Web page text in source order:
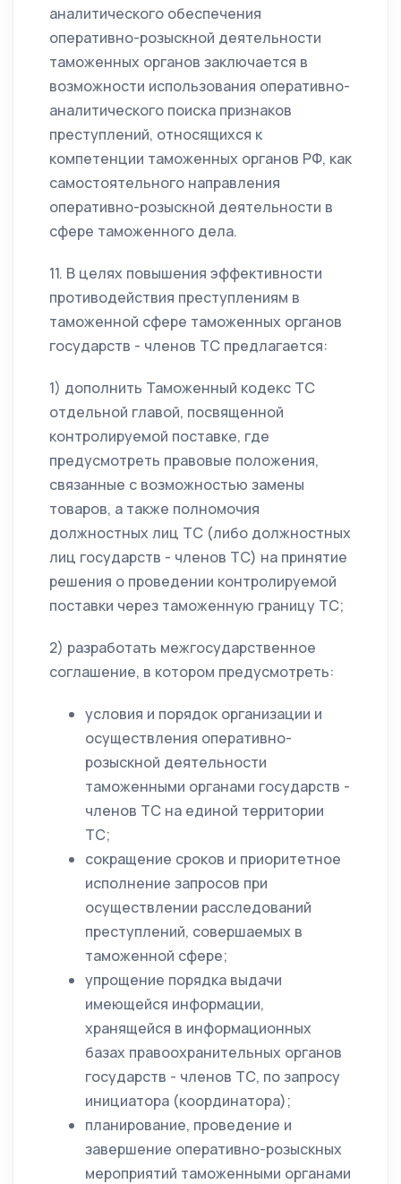
аналитического обеспечения
оперативно-розыскной деятельности
таможенных органов заключается в
возможности использования оперативно-
аналитического поиска признаков
преступлений, относящихся к
компетенции таможенных органов РФ, как
самостоятельного направления
оперативно-розыскной деятельности в
сфере таможенного дела.
11. В целях повышения эффективности
противодействия преступлениям в
таможенной сфере таможенных органов
государств - членов ТС предлагается:
1) дополнить Таможенный кодекс ТС
отдельной главой, посвященной
контролируемой поставке, где
предусмотреть правовые положения,
связанные с возможностью замены
товаров, а также полномочия
должностных лиц ТС (либо должностных
лиц государств - членов ТС) на принятие
решения о проведении контролируемой
поставки через таможенную границу ТС;
2) разработать межгосударственное
соглашение, в котором предусмотреть:
условия и порядок организации и
осуществления оперативно-
розыскной деятельности
таможенными органами государств -
членов ТС на единой территории
ТС;
сокращение сроков и приоритетное
исполнение запросов при
осуществлении расследований
преступлений, совершаемых в
таможенной сфере;
упрощение порядка выдачи
имеющейся информации,
хранящейся в информационных
базах правоохранительных органов
государств - членов ТС, по запросу
инициатора (координатора);
планирование, проведение и
завершение оперативно-розыскных
мероприятий таможенными органами